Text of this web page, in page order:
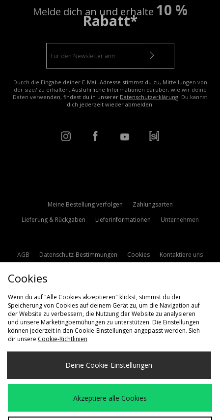
Melde dich an und erhalte 10 %
Rabatt*
Durch die Eingabe deiner E-Mail-Adresse stimmst du zu, Mitteilungen von
der size? zu erhalten. Ausführliche Informationen darüber, wie wir deine
Daten verwenden, findest du in unserer Datenschutzerklärung. Du kannst
dich jederzeit wieder abmelden.
Meine Bestellung verfolgen
Zahlungsarten
Lieferung & Rückgaben
Lieferinformationen Unternehmen
AGB Datenschutz-Bestimmungen Cookies
Kontaktiere uns
Lieferung Nach
Deutschland
Wir akzeptieren die folgenden Zahlungsmethoden
Cookies
Wenn du auf "Alle Cookies akzeptieren" klickst, stimmst du der
Speicherung von Cookies auf deinem Gerät zu, um die Navigation auf
der Website zu verbessern, die Nutzung der Website zu analysieren
und unsere Marketingbemühungen zu unterstützen. Die Einstellungen
können jederzeit in den Cookie-Einstellungen angepasst werden. Sieh
dir unsere Cookie-Richtlinien
Deine Cookie-Einstellungen
Akzeptiere alle Cookies